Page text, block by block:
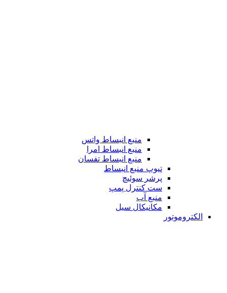
منبع انبساط واتس
منبع انبساط امرا
منبع انبساط تفسان
تیوپ منبع انبساط
پرشر سوئیچ
ست کنترل پمپ
منبع آب
مکانیکال سیل
الکتروموتور